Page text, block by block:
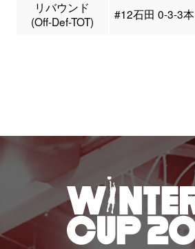
リバウンド
(Off-Def-TOT)
#12石田 0-3-3本